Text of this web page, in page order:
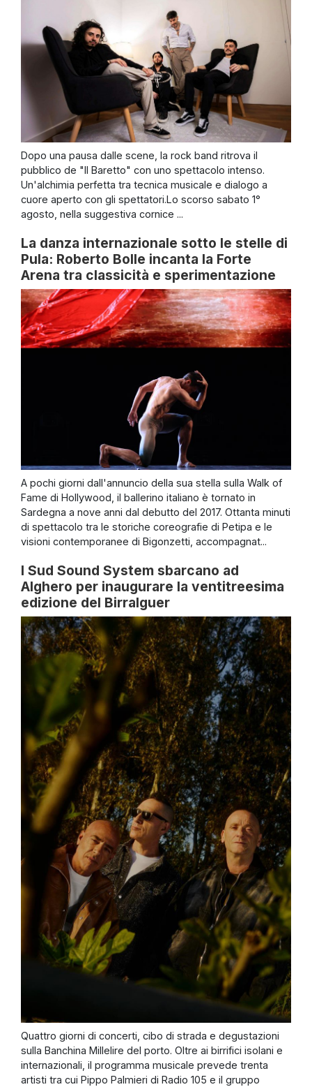
Dopo una pausa dalle scene, la rock band ritrova il
pubblico de "Il Baretto" con uno spettacolo intenso.
Un'alchimia perfetta tra tecnica musicale e dialogo a
cuore aperto con gli spettatori.Lo scorso sabato 1°
agosto, nella suggestiva cornice ...
La danza internazionale sotto le stelle di
Pula: Roberto Bolle incanta la Forte
Arena tra classicità e sperimentazione
A pochi giorni dall'annuncio della sua stella sulla Walk of
Fame di Hollywood, il ballerino italiano è tornato in
Sardegna a nove anni dal debutto del 2017. Ottanta minuti
di spettacolo tra le storiche coreografie di Petipa e le
visioni contemporanee di Bigonzetti, accompagnat...
I Sud Sound System sbarcano ad
Alghero per inaugurare la ventitreesima
edizione del Birralguer
Quattro giorni di concerti, cibo di strada e degustazioni
sulla Banchina Millelire del porto. Oltre ai birrifici isolani e
internazionali, il programma musicale prevede trenta
artisti tra cui Pippo Palmieri di Radio 105 e il gruppo